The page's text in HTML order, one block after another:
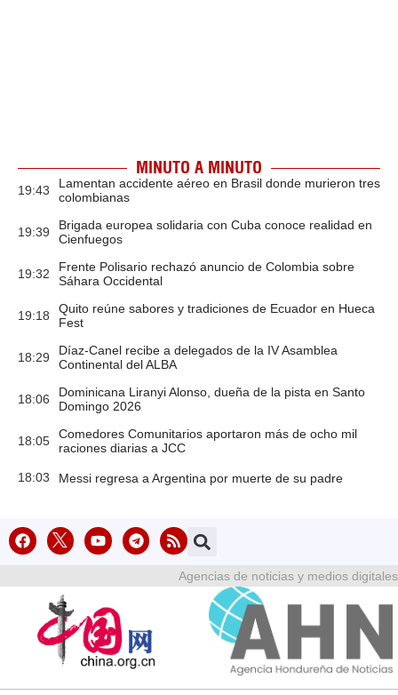
MINUTO A MINUTO
19:43
Lamentan accidente aéreo en Brasil donde murieron tres
colombianas
19:39
Brigada europea solidaria con Cuba conoce realidad en
Cienfuegos
19:32
Frente Polisario rechazó anuncio de Colombia sobre
Sáhara Occidental
19:18
Quito reúne sabores y tradiciones de Ecuador en Hueca
Fest
18:29
Díaz-Canel recibe a delegados de la IV Asamblea
Continental del ALBA
18:06
Dominicana Liranyi Alonso, dueña de la pista en Santo
Domingo 2026
18:05
Comedores Comunitarios aportaron más de ocho mil
raciones diarias a JCC
18:03 Messi regresa a Argentina por muerte de su padre
Agencias de noticias y medios digitales